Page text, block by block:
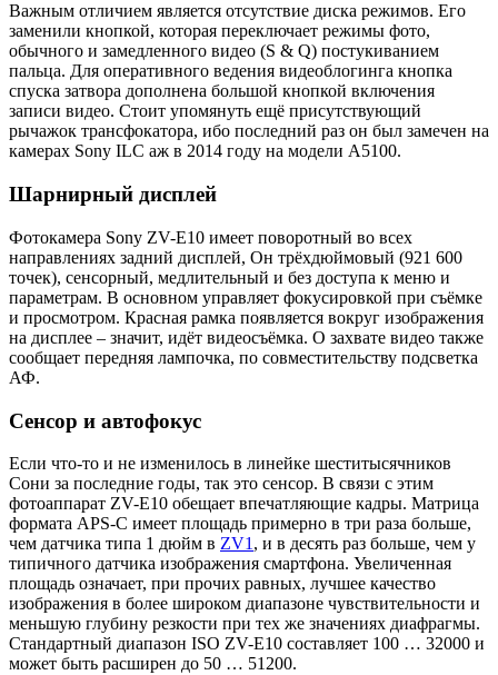
Важным отличием является отсутствие диска режимов. Его
заменили кнопкой, которая переключает режимы фото,
обычного и замедленного видео (S & Q) постукиванием
пальца. Для оперативного ведения видеоблогинга кнопка
спуска затвора дополнена большой кнопкой включения
записи видео. Стоит упомянуть ещё присутствующий
рычажок трансфокатора, ибо последний раз он был замечен на
камерах Sony ILC аж в 2014 году на модели A5100.
Шарнирный дисплей
Фотокамера Sony ZV-E10 имеет поворотный во всех
направлениях задний дисплей, Он трёхдюймовый (921 600
точек), сенсорный, медлительный и без доступа к меню и
параметрам. В основном управляет фокусировкой при съёмке
и просмотром. Красная рамка появляется вокруг изображения
на дисплее – значит, идёт видеосъёмка. О захвате видео также
сообщает передняя лампочка, по совместительству подсветка
АФ.
Сенсор и автофокус
Если что-то и не изменилось в линейке шеститысячников
Сони за последние годы, так это сенсор. В связи с этим
фотоаппарат ZV-E10 обещает впечатляющие кадры. Матрица
формата APS-C имеет площадь примерно в три раза больше,
чем датчика типа 1 дюйм в ZV1 , и в десять раз больше, чем у
типичного датчика изображения смартфона. Увеличенная
площадь означает, при прочих равных, лучшее качество
изображения в более широком диапазоне чувствительности и
меньшую глубину резкости при тех же значениях диафрагмы.
Стандартный диапазон ISO ZV-E10 составляет 100 … 32000 и
может быть расширен до 50 … 51200.